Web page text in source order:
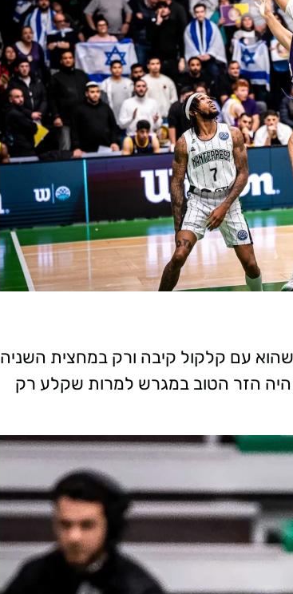
עם קלקול קיבה ורק במחצית השניה
היה הזר הטוב במגרש למרות שקלע רק